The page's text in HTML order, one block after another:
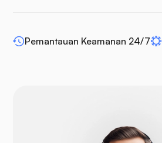
WP-memperluas
Pemantauan Keamanan 24/7